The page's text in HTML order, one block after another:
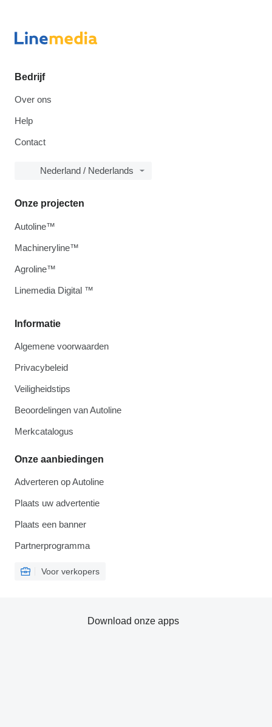
Bedrijf
Over ons
Help
Contact
Nederland / Nederlands
Informatie
Algemene voorwaarden
Privacybeleid
Veiligheidstips
Beoordelingen van Autoline
Merkcatalogus
Onze aanbiedingen
Adverteren op Autoline
Plaats uw advertentie
Plaats een banner
Partnerprogramma
Voor verkopers
Onze projecten
Autoline™
Machineryline™
Agroline™
Linemedia Digital ™
Download onze apps